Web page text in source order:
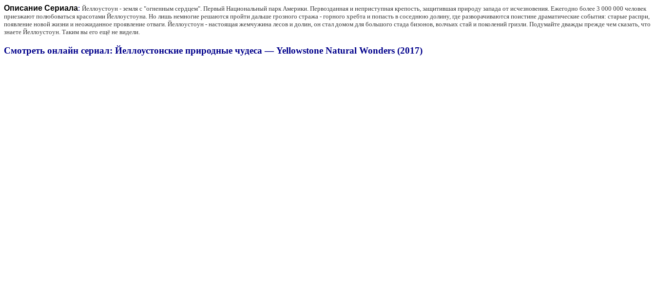
Описание Сериала: Йеллоустоун - земля с "огненным сердцем". Первый Национальный парк Америки. Первозданная и неприступная крепость, защитившая природу запада от исчезновения. Ежегодно более 3 000 000 человек
приезжают полюбоваться красотами Йеллоустоуна. Но лишь немногие решаются пройти дальше грозного стража - горного хребта и попасть в соседнюю долину, где разворачиваются поистине драматические события: старые распри,
появление новой жизни и неожиданное проявление отваги. Йеллоустоун - настоящая жемчужина лесов и долин, он стал домом для большого стада бизонов, волчьих стай и поколений гризли. Подумайте дважды прежде чем сказать, что
знаете Йеллоустоун. Таким вы его ещё не видели.
Смотреть онлайн сериал: Йеллоустонские природные чудеса — Yellowstone Natural Wonders (2017)